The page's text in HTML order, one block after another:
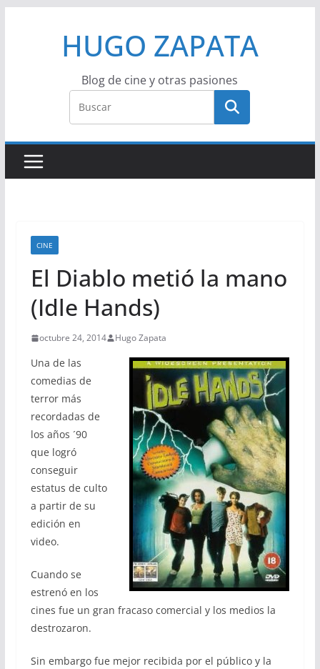
HUGO ZAPATA
Blog de cine y otras pasiones
CINE
El Diablo metió la mano
(Idle Hands)
octubre 24, 2014 Hugo Zapata
Una de las
comedias de
terror más
recordadas de
los años ´90
que logró
conseguir
estatus de culto
a partir de su
edición en
video.
Cuando se
estrenó en los
cines fue un gran fracaso comercial y los medios la
destrozaron.
Sin embargo fue mejor recibida por el público y la